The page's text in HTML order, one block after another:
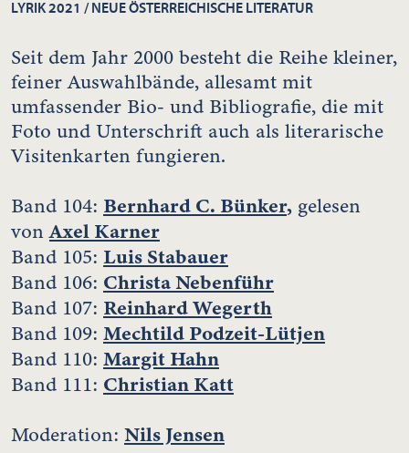
LYRIK 2021 / NEUE ÖSTERREICHISCHE LITERATUR
Seit dem Jahr 2000 besteht die Reihe kleiner,
feiner Auswahlbände, allesamt mit
umfassender Bio- und Bibliografie, die mit
Foto und Unterschrift auch als literarische
Visitenkarten fungieren.
Band 104: Bernhard C. Bünker, gelesen
vonAxel Karner
Band 105: Luis Stabauer
Band 106: Christa Nebenführ
Band 107: Reinhard Wegerth
Band 109: Mechtild Podzeit-Lütjen
Band 110: Margit Hahn
Band 111: Christian Katt
Moderation: Nils Jensen